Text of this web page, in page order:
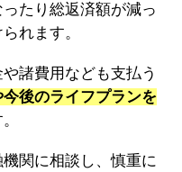
たり総返済額が減っ
れます。
諸費用なども支払う
後のライフプランを
関に相談し、慎重に